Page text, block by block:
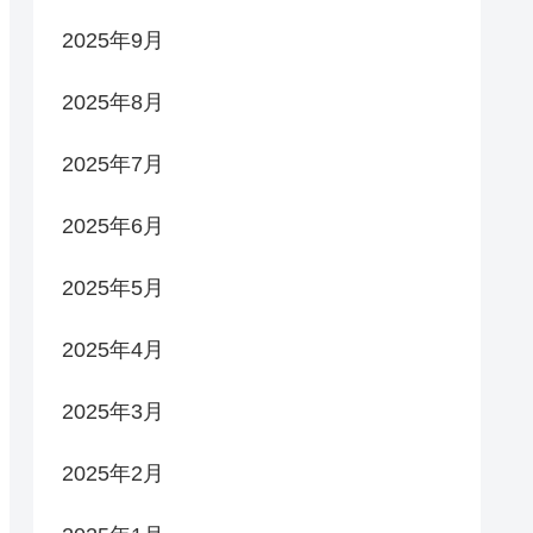
2025年9月
2025年8月
2025年7月
2025年6月
2025年5月
2025年4月
2025年3月
2025年2月